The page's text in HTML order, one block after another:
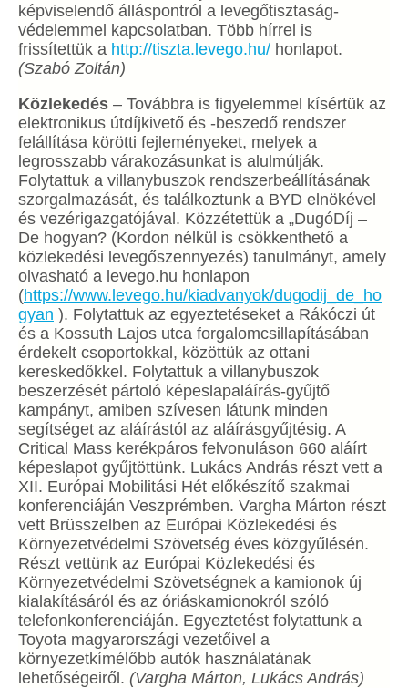
képviselendő álláspontról a levegőtisztaság-
védelemmel kapcsolatban. Több hírrel is
frissítettük a http://tiszta.levego.hu/ honlapot.
(Szabó Zoltán)
Közlekedés – Továbbra is figyelemmel kísértük az
elektronikus útdíjkivető és -beszedő rendszer
felállítása körötti fejleményeket, melyek a
legrosszabb várakozásunkat is alulmúlják.
Folytattuk a villanybuszok rendszerbeállításának
szorgalmazását, és találkoztunk a BYD elnökével
és vezérigazgatójával. Közzétettük a „DugóDíj –
De hogyan? (Kordon nélkül is csökkenthető a
közlekedési levegőszennyezés) tanulmányt, amely
olvasható a levego.hu honlapon
(https://www.levego.hu/kiadvanyok/dugodij_de_ho
gyan ). Folytattuk az egyeztetéseket a Rákóczi út
és a Kossuth Lajos utca forgalomcsillapításában
érdekelt csoportokkal, közöttük az ottani
kereskedőkkel. Folytattuk a villanybuszok
beszerzését pártoló képeslapaláírás-gyűjtő
kampányt, amiben szívesen látunk minden
segítséget az aláírástól az aláírásgyűjtésig. A
Critical Mass kerékpáros felvonuláson 660 aláírt
képeslapot gyűjtöttünk. Lukács András részt vett a
XII. Európai Mobilitási Hét előkészítő szakmai
konferenciáján Veszprémben. Vargha Márton részt
vett Brüsszelben az Európai Közlekedési és
Környezetvédelmi Szövetség éves közgyűlésén.
Részt vettünk az Európai Közlekedési és
Környezetvédelmi Szövetségnek a kamionok új
kialakításáról és az óriáskamionokról szóló
telefonkonferenciáján. Egyeztetést folytattunk a
Toyota magyarországi vezetőivel a
környezetkímélőbb autók használatának
lehetőségeiről. (Vargha Márton, Lukács András)